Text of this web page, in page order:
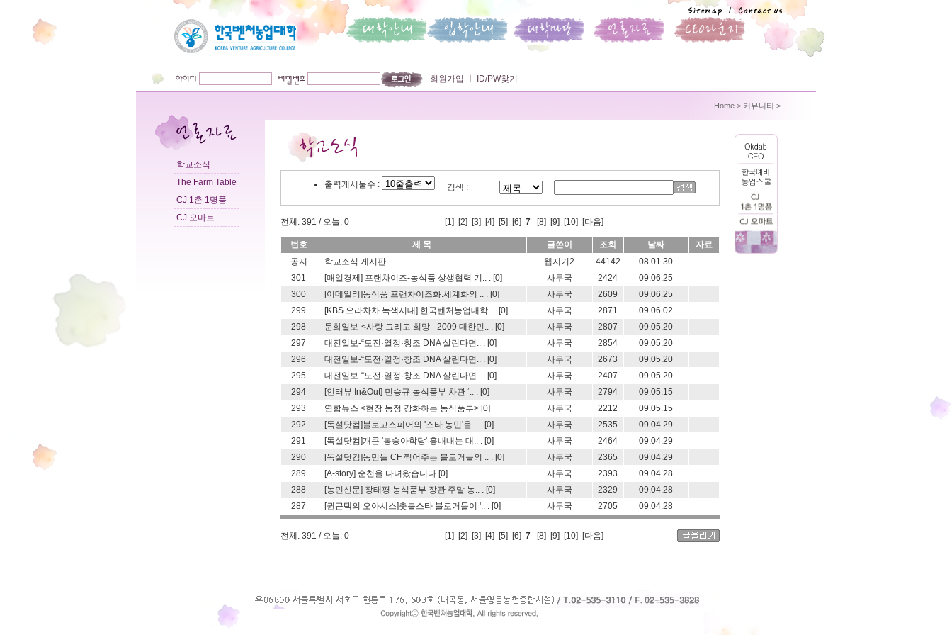
회원가입 ID/PW찾기
학교소식
The Farm Table
CJ 1촌 1명품
CJ 오마트
Home > 커뮤니티 >
출력게시물수 : 검색 :
전체: 391 / 오늘: 0 [1] [2] [3] [4] [5] [6] 7[8] [9] [10] [다음]
번호 제 목 글쓴이 조회 날짜
자료
공지
학교소식 게시판 웹지기2 44142
08.01.30
301
[매일경제] 프랜차이즈-농식품 상생협력 기.. . [0] 사무국 2424
09.06.25
300
[이데일리]농식품 프랜차이즈화.세계화의 .. . [0] 사무국 2609
09.06.25
299
[KBS 으라차차 녹색시대] 한국벤처농업대학.. . [0] 사무국 2871
09.06.02
298
문화일보-<사랑 그리고 희망 - 2009 대한민.. . [0] 사무국 2807
09.05.20
297
대전일보-“도전·열정·창조 DNA 살린다면.. . [0] 사무국 2854
09.05.20
296
대전일보-“도전·열정·창조 DNA 살린다면.. . [0] 사무국 2673
09.05.20
295
대전일보-“도전·열정·창조 DNA 살린다면.. . [0] 사무국 2407
09.05.20
294
[인터뷰 In&Out] 민승규 농식품부 차관 ‘.. . [0] 사무국 2794
09.05.15
293
연합뉴스 <현장 농정 강화하는 농식품부> [0] 사무국 2212
09.05.15
292
[독설닷컴]블로고스피어의 '스타 농민'을 .. . [0] 사무국 2535
09.04.29
291
[독설닷컴]개콘 '봉숭아학당' 흉내내는 대.. . [0] 사무국 2464
09.04.29
290
[독설닷컴]농민들 CF 찍어주는 블로거들의 .. . [0] 사무국 2365
09.04.29
289
[A-story] 순천을 다녀왔습니다 [0] 사무국 2393
09.04.28
288
[농민신문] 장태평 농식품부 장관 주말 농.. . [0] 사무국 2329
09.04.28
287
[권근택의 오아시스]촛불스타 블로거들이 '.. . [0] 사무국 2705 09.04.28
전체: 391 / 오늘: 0 [1] [2] [3] [4] [5] [6] 7[8] [9] [10] [다음]